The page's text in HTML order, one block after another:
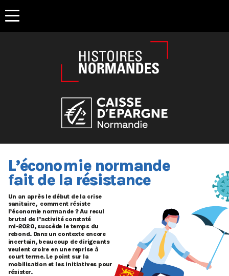
Un an après le début de la crise
sanitaire,
  com
ment résiste
l’économie normande ?Au recul
brutal de l’activité constaté
mi-2020, succède le temps du
rebond. Dans un contexte encore
incertai n, beaucoup de dirigeants
veulent croire en une reprise à
court terme. Le point sur la
mobilisation et les initiatives pour
résister.
L’économie normande
fait de la résistance